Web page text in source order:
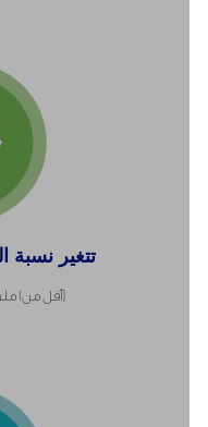
تتغير نسبة
(أقل من1 ملجم/ ديسيلتر في الدقيقة)